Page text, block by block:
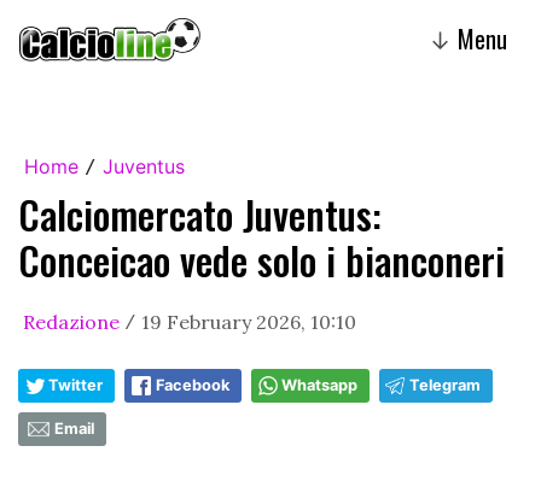
↓ Menu
Home / Juventus
Calciomercato Juventus:
Conceicao vede solo i bianconeri
Redazione / 19 February 2026, 10:10
Twitter Facebook Whatsapp Telegram
Email